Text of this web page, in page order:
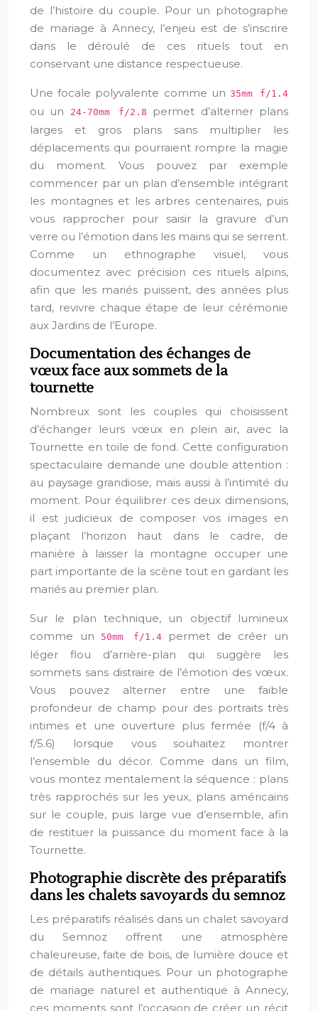
de l’histoire du couple. Pour un photographe
de mariage à Annecy, l’enjeu est de s’inscrire
dans le déroulé de ces rituels tout en
conservant une distance respectueuse.
Une focale polyvalente comme un 35mm f/1.4
ou un 24-70mm f/2.8
permet d’alterner plans
larges et gros plans sans multiplier les
déplacements qui pourraient rompre la magie
du moment. Vous pouvez par exemple
commencer par un plan d’ensemble intégrant
les montagnes et les arbres centenaires, puis
vous rapprocher pour saisir la gravure d’un
verre ou l’émotion dans les mains qui se serrent.
Comme un ethnographe visuel, vous
documentez avec précision ces rituels alpins,
afin que les mariés puissent, des années plus
tard, revivre chaque étape de leur cérémonie
aux Jardins de l’Europe.
Documentation des échanges de
vœux face aux sommets de la
tournette
Nombreux sont les couples qui choisissent
d’échanger leurs vœux en plein air, avec la
Tournette en toile de fond. Cette configuration
spectaculaire demande une double attention :
au paysage grandiose, mais aussi à l’intimité du
moment. Pour équilibrer ces deux dimensions,
il est judicieux de composer vos images en
plaçant l’horizon haut dans le cadre, de
manière à laisser la montagne occuper une
part importante de la scène tout en gardant les
mariés au premier plan.
Sur le plan technique, un objectif lumineux
comme un
50mm f/1.4permet de créer un
léger flou d’arrière-plan qui suggère les
sommets sans distraire de l’émotion des vœux.
Vous pouvez alterner entre une faible
profondeur de champ pour des portraits très
intimes et une ouverture plus fermée (f/4 à
f/5.6) lorsque vous souhaitez montrer
l’ensemble du décor. Comme dans un film,
vous montez mentalement la séquence : plans
très rapprochés sur les yeux, plans américains
sur le couple, puis large vue d’ensemble, afin
de restituer la puissance du moment face à la
Tournette.
Photographie discrète des préparatifs
dans les chalets savoyards du semnoz
Les préparatifs réalisés dans un chalet savoyard
du Semnoz offrent une atmosphère
chaleureuse, faite de bois, de lumière douce et
de détails authentiques. Pour un photographe
de mariage naturel et authentique à Annecy,
ces moments sont l’occasion de créer un récit